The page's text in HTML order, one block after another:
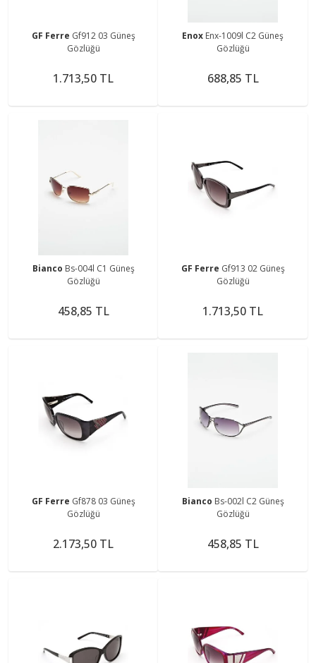
GF Ferre Gf912 03 Güneş
Gözlüğü
1.713,50 TL
Enox Enx-1009l C2 Güneş
Gözlüğü
688,85 TL
Bianco Bs-004l C1 Güneş
Gözlüğü
458,85 TL
GF Ferre Gf913 02 Güneş
Gözlüğü
1.713,50 TL
GF Ferre Gf878 03 Güneş
Gözlüğü
2.173,50 TL
Bianco Bs-002l C2 Güneş
Gözlüğü
458,85 TL